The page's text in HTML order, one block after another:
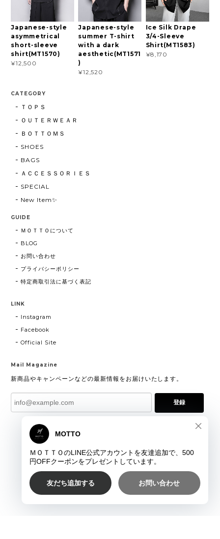
Japanese-style
asymmetrical
short-sleeve
shirt(MT1570)
¥12,500
Japanese-style
summer T-shirt
with a dark
aesthetic(MT1571
)
¥12,520
Ice Silk Drape
3/4-Sleeve
Shirt(MT1583)
¥8,170
CATEGORY
ＴＯＰＳ
ＯＵＴＥＲＷＥＡＲ
ＢＯＴＴＯＭＳ
SHOES
BAGS
ＡＣＣＥＳＳＯＲＩＥＳ
SPECIAL
New Item✨
GUIDE
ＭＯＴＴＯについて
BLOG
お問い合わせ
プライバシーポリシー
特定商取引法に基づく表記
LINK
Instagram
Facebook
Official Site
Mail Magazine
新商品やキャンペーンなどの最新情報をお届けいたします。
登録